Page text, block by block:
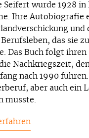
Seifert wurde 1928
Ihre Autobiografie
das sie
Das Buch folgt
Nachkriegszeit,
nach 1990
aber auch ein
musste.